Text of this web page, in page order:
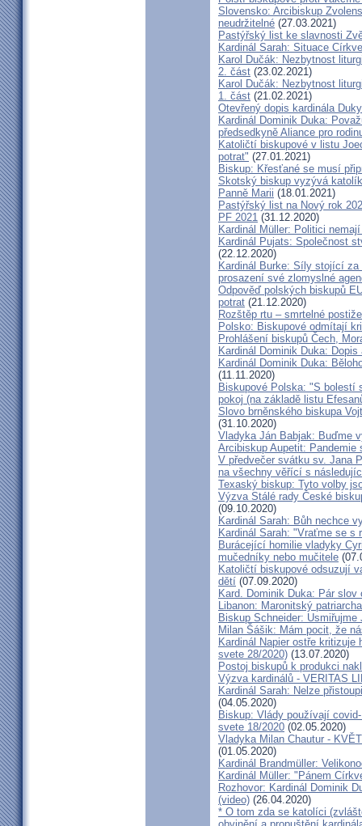
Slovensko: Arcibiskup
neudržitelné (27.03.2021)
Pastýřský list ke slavnosti
Kardinál Sarah: Situace
Karol Dučák: Nezbytnost
2. část (23.02.2021)
Karol Dučák: Nezbytnost
1. část (21.02.2021)
Otevřený dopis kardinála
Kardinál Dominik Duka:
předsedkyně Aliance pro
Katoličtí biskupové v listu
potrat" (27.01.2021)
Biskup: Křesťané se musí
Skotský biskup vyzývá
Panně Marii (18.01.2021)
Pastýřský list na Nový rok
PF 2021 (31.12.2020)
Kardinál Müller: Politici
Kardinál Pujats: Společnost
(22.12.2020)
Kardinál Burke: Síly stojící
prosazení své zlomyslné
Odpověď polských biskupů
potrat (21.12.2020)
Rozštěp rtu – smrtelné
Polsko: Biskupové odmítají
Prohlášení biskupů Čech,
Kardinál Dominik Duka:
Kardinál Dominik Duka:
(11.11.2020)
Biskupové Polska: "S bolestí
pokoj (na základě listu
Slovo brněnského biskupa
(31.10.2020)
Vladyka Ján Babjak: Buďme
Arcibiskup Aupetit: Pandemie
V předvečer svátku sv. Jana
na všechny věřící s
Texaský biskup: Tyto volby
Výzva Stálé rady České
(09.10.2020)
Kardinál Sarah: Bůh nechce
Kardinál Sarah: "Vraťme se s
Burácející homilie vladyky
mučedníky nebo mučitele
Katoličtí biskupové odsuzují
dětí (07.09.2020)
Kard. Dominik Duka: Pár slov
Libanon: Maronitský
Biskup Schneider:
Milan Šášik: Mám pocit, že
Kardinál Napier ostře
svete 28/2020) (13.07.2020)
Postoj biskupů k produkci
Výzva kardinálů - VERITAS
Kardinál Sarah: Nelze
(04.05.2020)
Biskup: Vlády používají
svete 18/2020 (02.05.2020)
Vladyka Milan Chautur -
(01.05.2020)
Kardinál Brandmüller:
Kardinál Müller: "Pánem
Rozhovor: Kardinál Dominik
(video) (26.04.2020)
* O tom zda se katolíci